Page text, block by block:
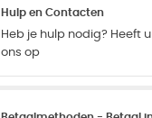
Hulp en Contacten
Heb je hulp nodig? Heeft
ons op